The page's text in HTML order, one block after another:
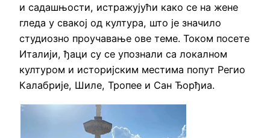
и садашњости, истражујући како се на жене
гледа у свакој од култура, што је значило
студиозно проучавање ове теме. Током посете
Италији, ђаци су се упознали са локалном
културом и историјским местима попут Регио
Калабрије, Шиле, Тропее и Сан Ђорђиа.